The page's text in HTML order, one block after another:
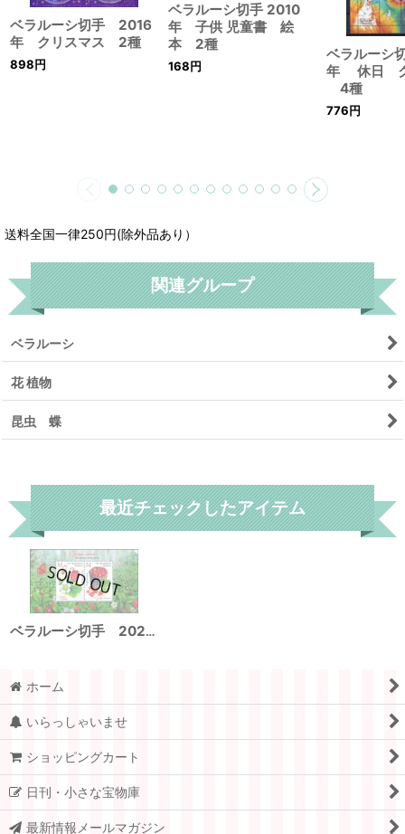
ベラルーシ切手 2016
年 クリスマス 2種
898円
ベラルーシ切手 2010
年 子供 児童書 絵
本 2種
168円
ベラルーシ
年 休日 ク
4種
776円
送料全国一律250円(除外品あり）
関連グループ
ベラルーシ
花 植物
昆虫 蝶
最近チェックしたアイテム
ベラルーシ切手 2025年 花 ベリー 蝶 2種 香り付き
ホーム
いらっしゃいませ
ショッピングカート
日刊・小さな宝物庫
最新情報メールマガジン